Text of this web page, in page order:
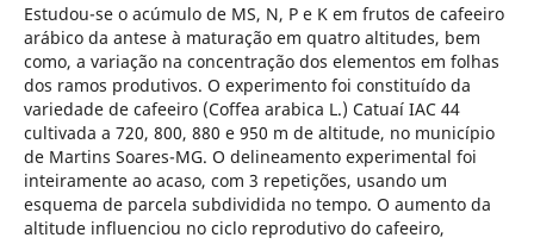
Estudou-se o acúmulo de MS, N, P e K em frutos de cafeeiro
arábico da antese à maturação em quatro altitudes, bem
como, a variação na concentração dos elementos em folhas
dos ramos produtivos. O experimento foi constituído da
variedade de cafeeiro (Coffea arabica L.) Catuaí IAC 44
cultivada a 720, 800, 880 e 950 m de altitude, no município
de Martins Soares-MG. O delineamento experimental foi
inteiramente ao acaso, com 3 repetições, usando um
esquema de parcela subdividida no tempo. O aumento da
altitude influenciou no ciclo reprodutivo do cafeeiro,